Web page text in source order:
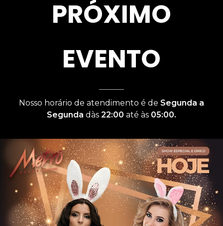
PRÓXIMO
EVENTO
Nosso horário de atendimento é de Segunda a
Segunda dàs 22:00 até às 05:00.